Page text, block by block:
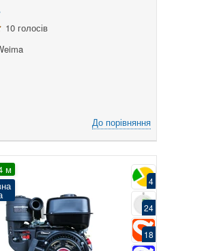
10 голосів
До порівняння
м
4
24
18